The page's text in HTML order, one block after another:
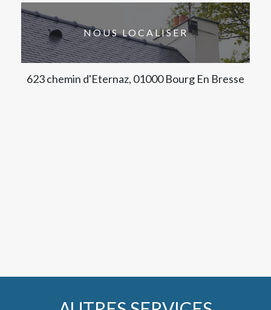
NOUS LOCALISER
623 chemin d'Eternaz, 01000 Bourg En Bresse